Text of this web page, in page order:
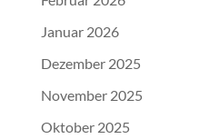
Januar 2026
Dezember 2025
November 2025
Oktober 2025